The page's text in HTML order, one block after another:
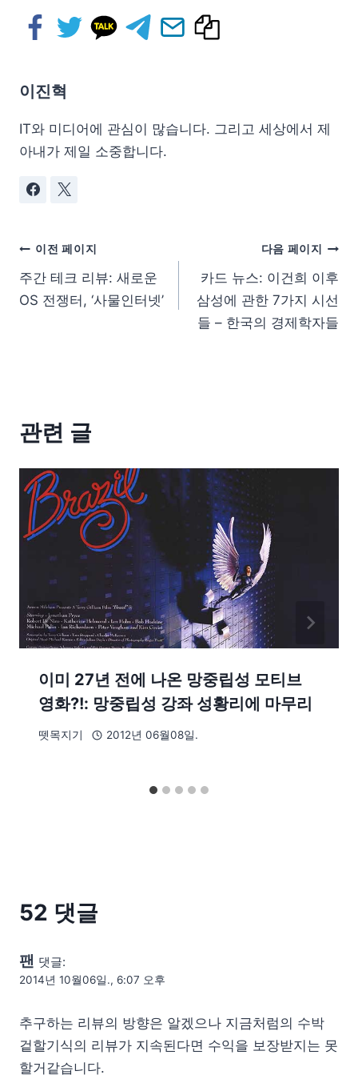
이진혁
IT와 미디어에 관심이 많습니다. 그리고 세상에서 제
아내가 제일 소중합니다.
이전 페이지
주간 테크 리뷰: 새로운
OS 전쟁터, ‘사물인터넷’
다음 페이지
카드 뉴스: 이건희 이후
삼성에 관한 7가지 시선
들 – 한국의 경제학자들
관련 글
이미 27년 전에 나온 망중립성 모티브
영화?!: 망중립성 강좌 성황리에 마무리
뗏목지기 2012년 06월08일.
52 댓글
팬 댓글:
2014년 10월06일., 6:07 오후
추구하는 리뷰의 방향은 알겠으나 지금처럼의 수박
겉할기식의 리뷰가 지속된다면 수익을 보장받지는 못
할거같습니다.